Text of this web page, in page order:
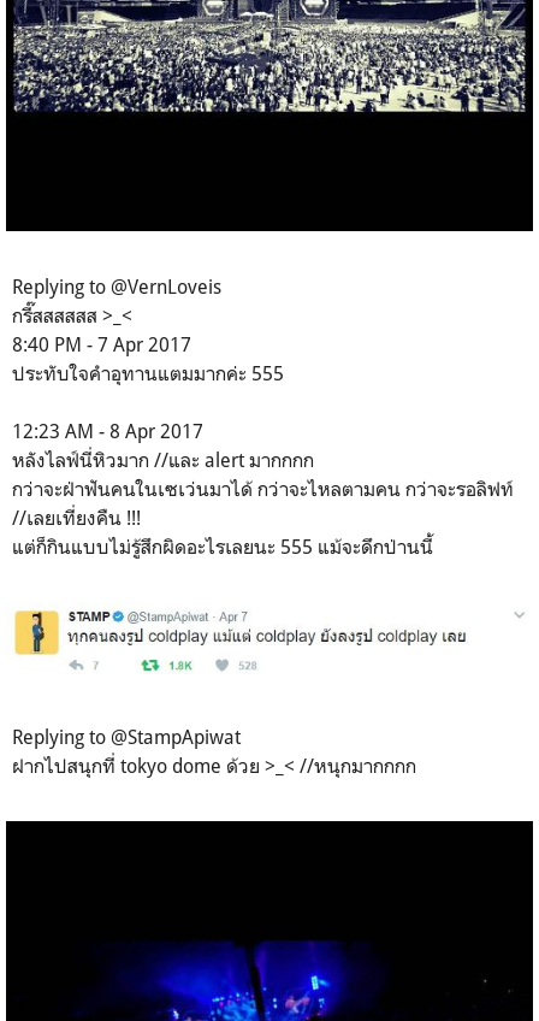
Replying to @VernLoveis
กรี๊สสสสสส >_<
8:40 PM - 7 Apr 2017
ประทับใจคำอุทานแตมมากค่ะ 555
12:23 AM - 8 Apr 2017
หลังไลฟ์นี่หิวมาก //และ alert มากกกก
กว่าจะฝ่าฟันคนในเซเว่นมาได้ กว่าจะไหลตามคน กว่าจะรอลิฟท์
//เลยเที่ยงคืน !!!
แต่ก็กินแบบไม่รู้สึกผิดอะไรเลยนะ 555 แม้จะดึกป่านนี้
Replying to @StampApiwat
ฝากไปสนุกที่ tokyo dome ด้วย >_< //หนุกมากกกก